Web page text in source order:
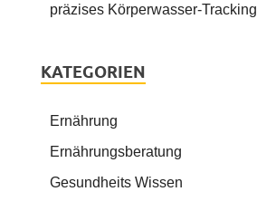
präzises Körperwasser-Tracking
KATEGORIEN
Ernährung
Ernährungsberatung
Gesundheits Wissen